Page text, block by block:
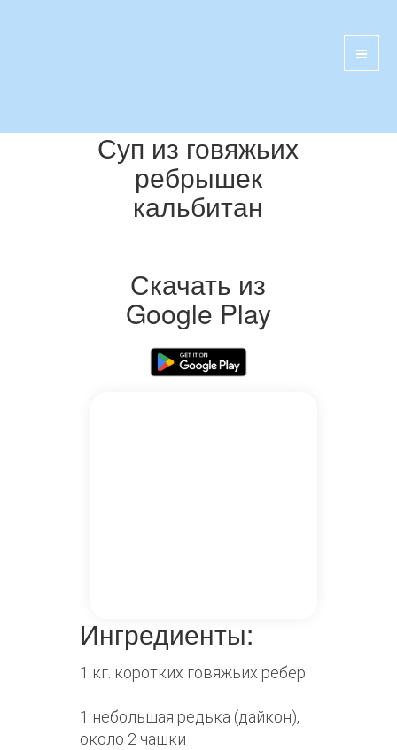
Суп из говяжьих
ребрышек
кальбитан
Скачать из
Google Play
Ингредиенты:
1 кг. коротких говяжьих ребер
1 небольшая редька (дайкон),
около 2 чашки